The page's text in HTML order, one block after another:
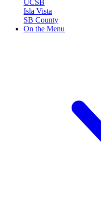
UCSB
Isla Vista
SB County
On the Menu